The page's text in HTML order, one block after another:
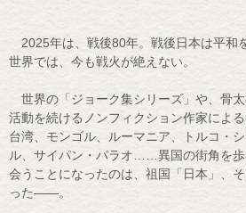
2025年は、戦後80年。戦後日本は平和
世界では、今も戦火が絶えない。
世界の「ジョーク集シリーズ」や、骨
活動を続けるノンフィクション作家によ
台湾、モンゴル、ルーマニア、トルコ・
ル、サイパン・パラオ……異国の街角を歩
会うことになったのは、祖国「日本」、
った――。